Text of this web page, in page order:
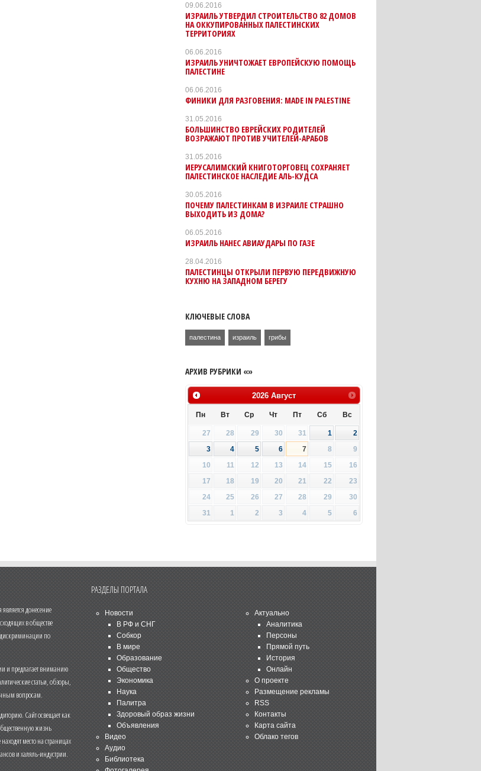
09.06.2016
ИЗРАИЛЬ УТВЕРДИЛ СТРОИТЕЛЬСТВО 82 ДОМОВ
НА ОККУПИРОВАННЫХ ПАЛЕСТИНСКИХ
ТЕРРИТОРИЯХ
06.06.2016
ИЗРАИЛЬ УНИЧТОЖАЕТ ЕВРОПЕЙСКУЮ ПОМОЩЬ
ПАЛЕСТИНЕ
06.06.2016
ФИНИКИ ДЛЯ РАЗГОВЕНИЯ: MADE IN PALESTINE
31.05.2016
БОЛЬШИНСТВО ЕВРЕЙСКИХ РОДИТЕЛЕЙ
ВОЗРАЖАЮТ ПРОТИВ УЧИТЕЛЕЙ-АРАБОВ
31.05.2016
ИЕРУСАЛИМСКИЙ КНИГОТОРГОВЕЦ СОХРАНЯЕТ
ПАЛЕСТИНСКОЕ НАСЛЕДИЕ АЛЬ-КУДСА
30.05.2016
ПОЧЕМУ ПАЛЕСТИНКАМ В ИЗРАИЛЕ СТРАШНО
ВЫХОДИТЬ ИЗ ДОМА?
06.05.2016
ИЗРАИЛЬ НАНЕС АВИАУДАРЫ ПО ГАЗЕ
28.04.2016
ПАЛЕСТИНЦЫ ОТКРЫЛИ ПЕРВУЮ ПЕРЕДВИЖНУЮ
КУХНЮ НА ЗАПАДНОМ БЕРЕГУ
КЛЮЧЕВЫЕ СЛОВА
палестина израиль грибы
АРХИВ РУБРИКИ «»
2026 Август
Пн Вт Ср Чт Пт Сб Вс
27 28 29 30 31 1
2
3
4 5 6 7 8
9
10
11 12 13 14 15
16
17
18 19 20 21 22
23
24
25 26 27 28 29
30
31
1 2 3 4 5 6
донесение
в обществе
по
и предлагает вниманию
статьи, обзоры,
вопросам.
Сайт освещает как
жизнь
место на страницах
и халяль-индустрии.
РАЗДЕЛЫ ПОРТАЛА
Новости
В РФ и СНГ
Собкор
В мире
Образование
Общество
Экономика
Наука
Палитра
Здоровый образ жизни
Объявления
Видео
Аудио
Библиотека
Актуально
Аналитика
Персоны
Прямой путь
История
Онлайн
О проекте
Размещение рекламы
RSS
Контакты
Карта сайта
Облако тегов